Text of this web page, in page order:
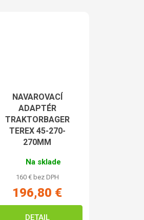
NAVAROVACÍ
ADAPTÉR
TRAKTORBAGER
TEREX 45-270-
270MM
Na sklade
160 € bez DPH
196,80 €
DETAIL